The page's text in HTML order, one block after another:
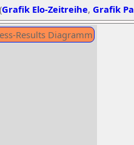
Grafik Elo-Zeitreihe, Grafik